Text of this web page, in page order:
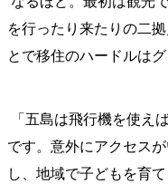
を行ったり来たりの二
とで移住のハードルはグ
「五島は飛行機を使え
です。意外にアクセス
し、地域で子どもを育